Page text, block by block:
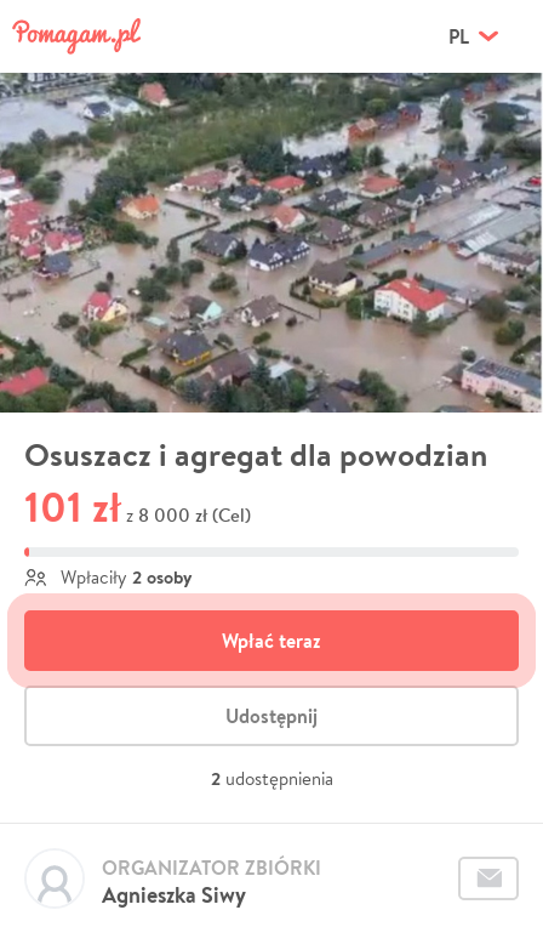
PL
Osuszacz i agregat dla powodzian
101 zł z 8 000 zł (Cel)
Wpłaciły 2 osoby
Wpłać teraz
Udostępnij
2 udostępnienia
Agnieszka Siwy
ORGANIZATOR ZBIÓRKI